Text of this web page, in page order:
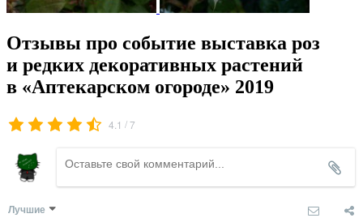
Отзывы про событие выставка роз
и редких декоративных растений
в «Аптекарском огороде» 2019
4.1 /7
Лучшие